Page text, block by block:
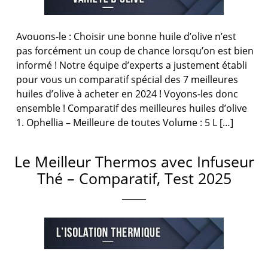
Avouons-le : Choisir une bonne huile d’olive n’est
pas forcément un coup de chance lorsqu’on est bien
informé ! Notre équipe d’experts a justement établi
pour vous un comparatif spécial des 7 meilleures
huiles d’olive à acheter en 2024 ! Voyons-les donc
ensemble ! Comparatif des meilleures huiles d’olive
1. Ophellia – Meilleure de toutes Volume : 5 L […]
Le Meilleur Thermos avec Infuseur
Thé – Comparatif, Test 2025